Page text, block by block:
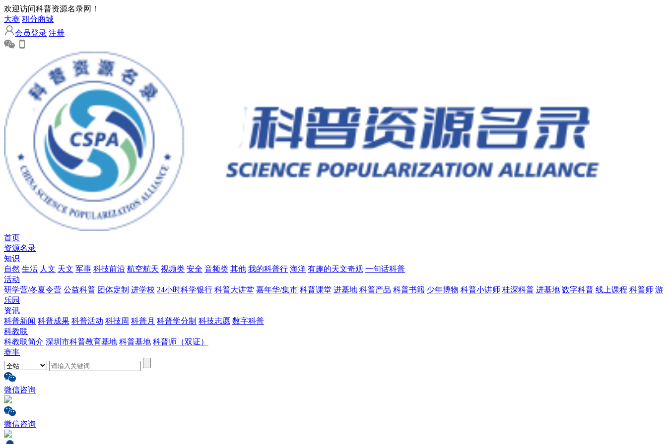
欢迎访问科普资源名录网！
大赛 积分商城
会员登录 注册
首页
资源名录
知识
自然 生活 人文 天文 军事 科技前沿 航空航天 视频类 安全 音频类 其他 我的科普行 海洋 有趣的天文奇观 一句话科普
活动
研学营/冬夏令营 公益科普 团体定制 进学校 24小时科学银行 科普大讲堂 嘉年华/集市 科普课堂 进基地 科普产品 科普书籍 少年博物 科普小讲师 桂深科普 进基地 数字科普 线上课程 科普师 游
乐园
资讯
科普新闻 科普成果 科普活动 科技周 科普月 科普学分制 科技志愿 数字科普
科教联
科教联简介 深圳市科普教育基地 科普基地 科普师（双证）
赛事
微信咨询
微信咨询